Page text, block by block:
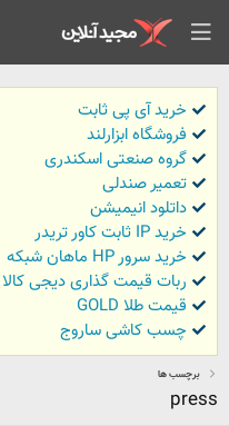
خرید آی پی ثابت
فروشگاه ابزارلند
گروه صنعتی اسکندری
تعمیر صندلی
داتلود انیمیشن
خرید IP ثابت کاور تریدر
خرید سرور HP ماهان شبکه
ربات قیمت گذاری دیجی کالا
قیمت طلا GOLD
چسب کاشی ساروج
برچسب ها
press